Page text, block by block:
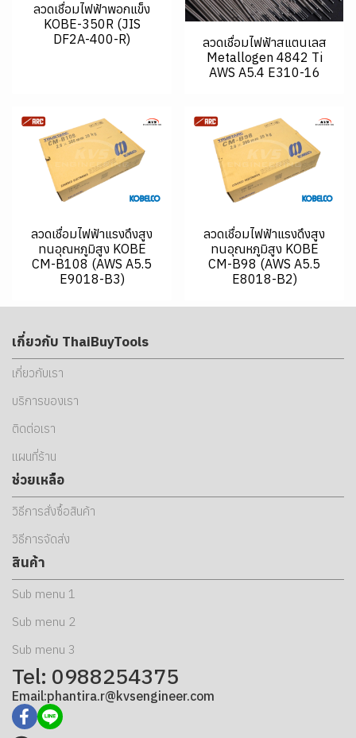
ลวดเชื่อมไฟฟ้าพอกแข็ง
KOBE-350R (JIS
DF2A-400-R)
ลวดเชื่อมไฟฟ้าสแตนเลส
Metallogen 4842 Ti
AWS A5.4 E310-16
ลวดเชื่อมไฟฟ้าแรงดึงสูง
ทนอุณหภูมิสูง KOBE
CM-B108 (AWS A5.5
E9018-B3)
ลวดเชื่อมไฟฟ้าแรงดึงสูง
ทนอุณหภูมิสูง KOBE
CM-B98 (AWS A5.5
E8018-B2)
เกี่ยวกับ ThaiBuyTools
เกี่ยวกับเรา
บริการของเรา
ติดต่อเรา
แผนที่ร้าน
ช่วยเหลือ
วิธีการสั่งซื้อสินค้า
วิธีการจัดส่ง
สินค้า
Sub menu 1
Sub menu 2
Sub menu 3
Tel: 0988254375
Email:phantira.r@kvsengineer.com